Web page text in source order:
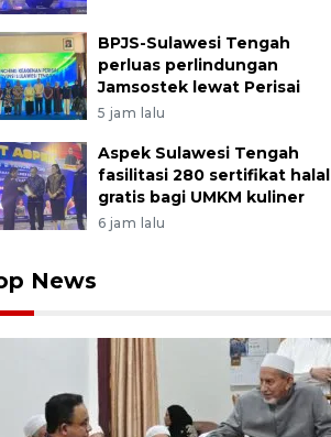
BPJS-Sulawesi Tengah
perluas perlindungan
Jamsostek lewat Perisai
5 jam lalu
Aspek Sulawesi Tengah
fasilitasi 280 sertifikat halal
gratis bagi UMKM kuliner
6 jam lalu
News